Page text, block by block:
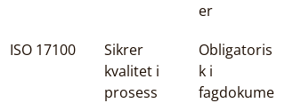
er
ISO 17100
Sikrer
kvalitet i
prosess
Obligatoris
k i
fagdokume